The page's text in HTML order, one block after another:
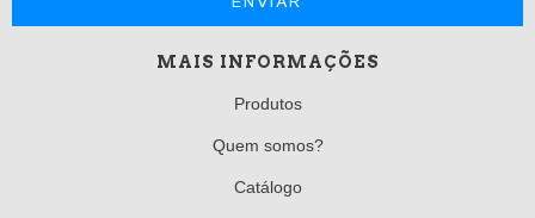
MAIS INFORMAÇÕES
Produtos
Quem somos?
Catálogo